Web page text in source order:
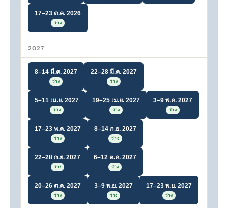
17–23 ต.ค. 2026
ว่าง
2027
8–14 มี.ค. 2027
ว่าง
22–28 มี.ค. 2027
ว่าง
5–11 เม.ย. 2027
ว่าง
19–25 เม.ย. 2027
ว่าง
3–9 พ.ค. 2027
ว่าง
17–23 พ.ค. 2027
ว่าง
8–14 ก.ย. 2027
ว่าง
22–28 ก.ย. 2027
ว่าง
6–12 ต.ค. 2027
ว่าง
20–26 ต.ค. 2027
ว่าง
3–9 พ.ย. 2027
ว่าง
17–23 พ.ย. 2027
ว่าง